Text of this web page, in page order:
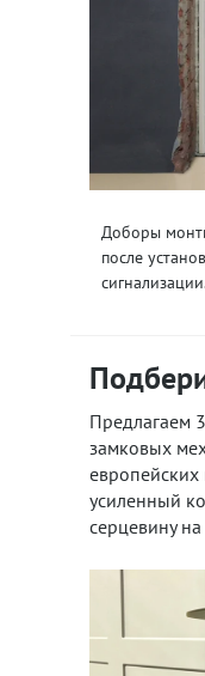
Доборы
после
Предлагаем
замковых
усиленный
серцевину